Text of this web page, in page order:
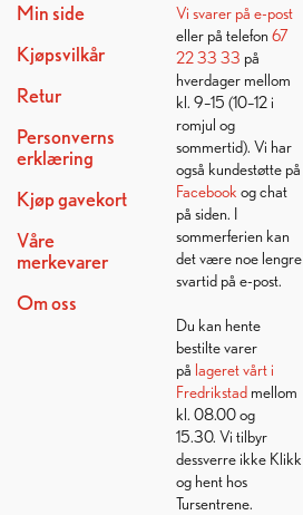
Min side
Kjøpsvilkår
Retur
Personverns
erklæring
Kjøp gavekort
Våre
merkevarer
Om oss
Vi svarer på e-post
eller på telefon 67
22 33 33 på
hverdager mellom
kl. 9–15 (10–12 i
romjul og
sommertid). Vi har
også kundestøtte på
Facebook og chat
på siden. I
sommerferien kan
det være noe lengre
svartid på e-post.
Du kan hente
bestilte varer
på lageret vårt i
Fredrikstadmellom
kl. 08.00 og
15.30. Vi tilbyr
dessverre ikke Klikk
og hent hos
Tursentrene.